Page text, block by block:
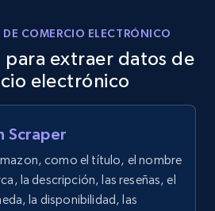
DE COMERCIO ELECTRÓNICO
para extraer datos de
electrónico
Scraper
como el título, el nombre
la descripción, las reseñas, el
la disponibilidad, las